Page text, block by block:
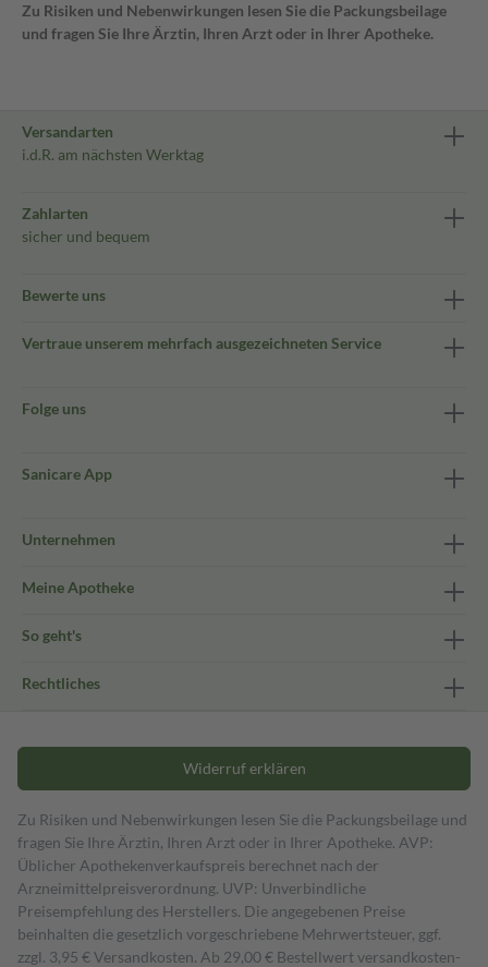
Zu Risiken und Nebenwirkungen lesen Sie die Packungsbeilage
und fragen Sie Ihre Ärztin, Ihren Arzt oder in Ihrer Apotheke.
Versandarten
i.d.R. am nächsten Werktag
Zahlarten
sicher und bequem
Bewerte uns
Vertraue unserem mehrfach ausgezeichneten Service
Folge uns
Sanicare App
Unternehmen
Meine Apotheke
So geht's
Rechtliches
Widerruf erklären
Zu Risiken und Nebenwirkungen lesen Sie die Packungsbeilage und
fragen Sie Ihre Ärztin, Ihren Arzt oder in Ihrer Apotheke. AVP:
Üblicher Apothekenverkaufspreis berechnet nach der
Arzneimittelpreisverordnung. UVP: Unverbindliche
Preisempfehlung des Herstellers. Die angegebenen Preise
beinhalten die gesetzlich vorgeschriebene Mehrwertsteuer, ggf.
zzgl. 3,95 € Versandkosten. Ab 29,00 € Bestell­wert versand­kosten­